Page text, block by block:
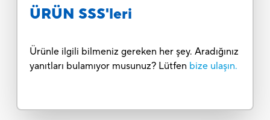
ÜRÜN SSS'leri
Ürünle ilgili bilmeniz gereken her şey. Aradığınız
yanıtları bulamıyor musunuz? Lütfen bize ulaşın.